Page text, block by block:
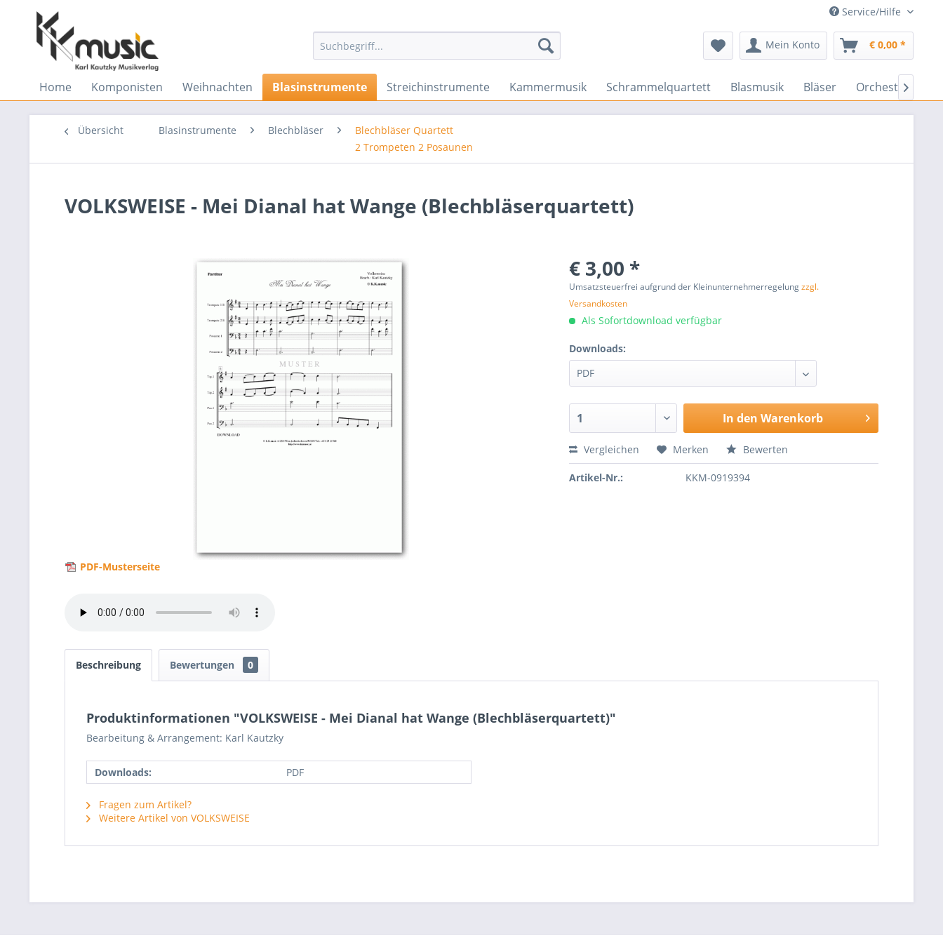
Service/Hilfe
Mein Konto € 0,00 *
Home Komponisten Weihnachten Blasinstrumente Streichinstrumente Kammermusik Schrammelquartett Blasmusik Bläser Orchester

Übersicht Blasinstrumente Blechbläser
Blechbläser Quartett
2 Trompeten 2 Posaunen
VOLKSWEISE - Mei Dianal hat Wange (Blechbläserquartett)
PDF-Musterseite
€ 3,00 *
Umsatzsteuerfrei aufgrund der Kleinunternehmerregelungzzgl.
Versandkosten
Als Sofortdownload verfügbar
Downloads:
In den Warenkorb
Vergleichen Merken Bewerten
Artikel-Nr.: KKM-0919394
Beschreibung Bewertungen 0
Produktinformationen "VOLKSWEISE - Mei Dianal hat Wange (Blechbläserquartett)"
Bearbeitung & Arrangement: Karl Kautzky
Downloads: PDF
Fragen zum Artikel?
Weitere Artikel von VOLKSWEISE